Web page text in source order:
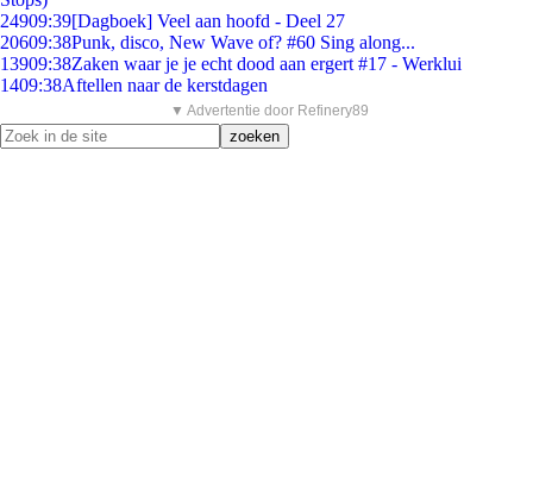
24909:39[Dagboek] Veel aan hoofd - Deel 27
20609:38Punk, disco, New Wave of? #60 Sing along...
13909:38Zaken waar je je echt dood aan ergert #17 - Werklui
1409:38Aftellen naar de kerstdagen
▼ Advertentie door Refinery89